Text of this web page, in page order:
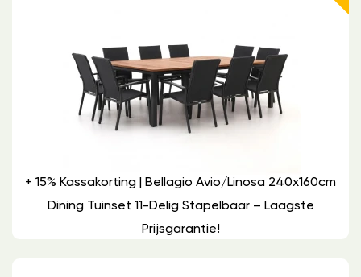
+ 15% Kassakorting | Bellagio Avio/Linosa 240x160cm
Dining Tuinset 11-Delig Stapelbaar – Laagste
Prijsgarantie!